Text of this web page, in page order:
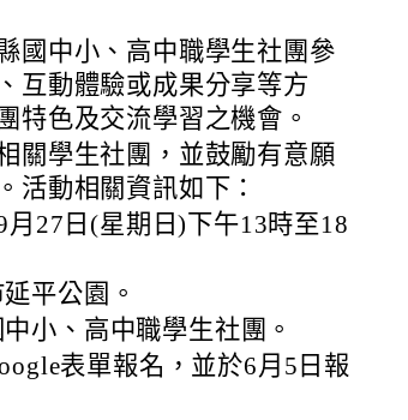
國中小、高中職學生社團參
互動體驗或成果分享等方
特色及交流學習之機會。
關學生社團，並鼓勵有意願
活動相關資訊如下：
月27日(星期日)下午13時至18
平公園。
小、高中職學生社團。
表單報名，並於6月5日報